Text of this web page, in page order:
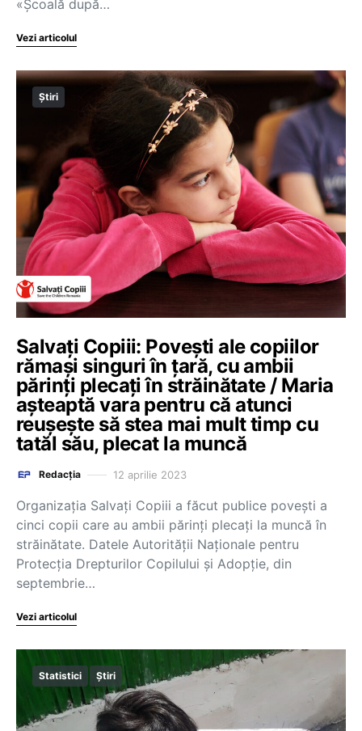
«Școală după…
Vezi articolul
Știri
Salvați Copiii: Povești ale copiilor
rămași singuri în țară, cu ambii
părinți plecați în străinătate / Maria
așteaptă vara pentru că atunci
reușește să stea mai mult timp cu
tatăl său, plecat la muncă
Redacția 12 aprilie 2023
Organizația Salvați Copiii a făcut publice povești a
cinci copii care au ambii părinți plecați la muncă în
străinătate. Datele Autorității Naționale pentru
Protecția Drepturilor Copilului și Adopție, din
septembrie…
Vezi articolul
Statistici Știri